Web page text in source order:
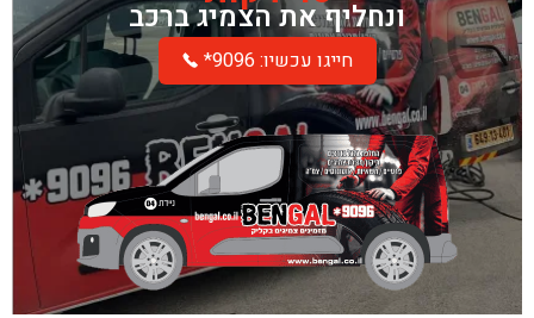
ונחליף את הצמיג ברכב
*חייגו עכשיו: 9096